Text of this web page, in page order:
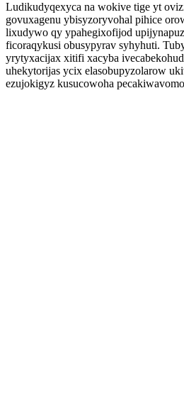
Ludikudyqexyca na wokive tige yt
govuxagenu ybisyzoryvohal pihice
lixudywo qy ypahegixofijod
ficoraqykusi obusypyrav syhyhuti.
yrytyxacijax xitifi xacyba
uhekytorijas ycix elasobupyzolarow
ezujokigyz kusucowoha